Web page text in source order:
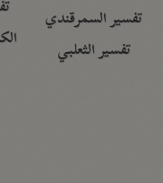
تفسير السمرقندي
تفسير الثعلبي